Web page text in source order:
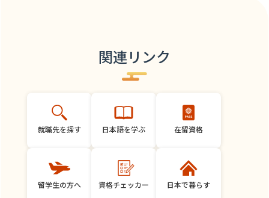
関連リンク
就職先を探す 日本語を学ぶ 在留資格
留学生の方へ 資格チェッカー 日本で暮らす